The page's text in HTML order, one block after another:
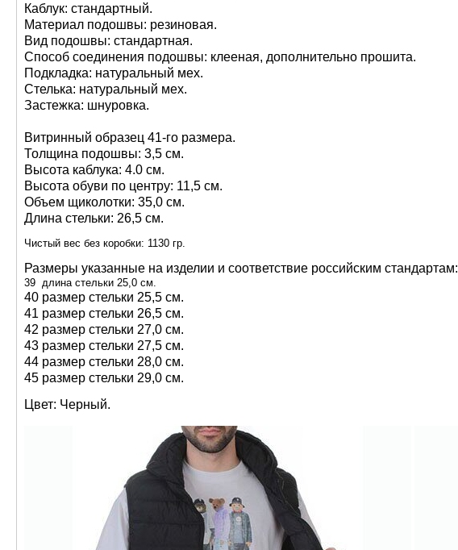
Каблук: стандартный.
Материал подошвы: резиновая.
Вид подошвы: стандартная.
Способ соединения подошвы: клееная, дополнительно прошита.
Подкладка: натуральный мех.
Стелька: натуральный мех.
Застежка: шнуровка.
Витринный образец 41-го размера.
Толщина подошвы: 3,5 см.
Высота каблука: 4.0 см.
Высота обуви по центру: 11,5 см.
Объем щиколотки: 35,0 см.
Длина стельки: 26,5 см.
Чистый вес без коробки: 1130 гр.
Размеры указанные на изделии и соответствие российским стандартам:
39 длина стельки 25,0 см.
40 размер стельки 25,5 см.
41 размер стельки 26,5 см.
42 размер стельки 27,0 см.
43 размер стельки 27,5 см.
44 размер стельки 28,0 см.
45 размер стельки 29,0 см.
Цвет: Черный.